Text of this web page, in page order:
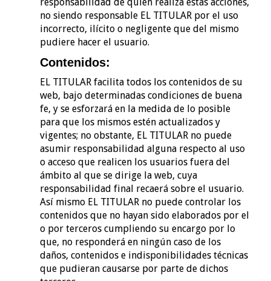
no siendo responsable EL TITULAR por el uso
incorrecto, ilícito o negligente que del mismo
pudiere hacer el usuario.
Contenidos:
EL TITULAR facilita todos los contenidos de su
web, bajo determinadas condiciones de buena
fe, y se esforzará en la medida de lo posible
para que los mismos estén actualizados y
vigentes; no obstante, EL TITULAR no puede
asumir responsabilidad alguna respecto al uso
o acceso que realicen los usuarios fuera del
ámbito al que se dirige la web, cuya
responsabilidad final recaerá sobre el usuario.
Así mismo EL TITULAR no puede controlar los
contenidos que no hayan sido elaborados por el
o por terceros cumpliendo su encargo por lo
que, no responderá en ningún caso de los
daños, contenidos e indisponibilidades técnicas
que pudieran causarse por parte de dichos